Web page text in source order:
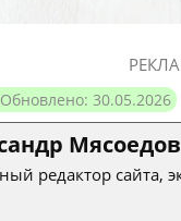
Обновлено: 30.05.2026
Мясоедов
редактор сайта,